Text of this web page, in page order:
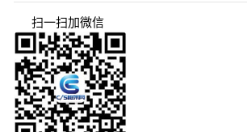
扫一扫加微信